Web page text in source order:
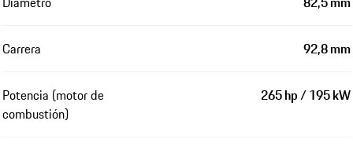
Carrera 92,8 mm
Potencia (motor de
combustión)
265 hp / 195 kW